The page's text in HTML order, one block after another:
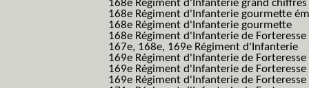
168e Régiment d'Infanterie grand chiffres
168e Régiment d'Infanterie gourmette
168e Régiment d'Infanterie gourmette
168e Régiment d'Infanterie de Forteresse
167e, 168e, 169e Régiment d'Infanterie
169e Régiment d'Infanterie de Forteresse
169e Régiment d'Infanterie de
169e Régiment d'Infanterie de